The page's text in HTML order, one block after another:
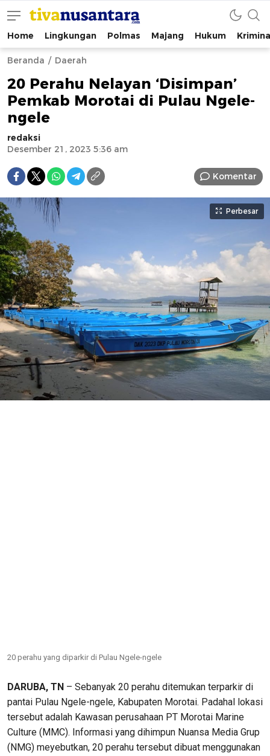
tivanusantara.com
Berita Nusantara
Home Lingkungan Polmas Majang Hukum
Beranda Daerah
20 Perahu Nelayan ‘Disimpan’
Pemkab Morotai di Pulau Ngele-
ngele
redaksi
Desember 21, 2023 5:36 am
Komentar
Perbesar
20 perahu yang diparkir di Pulau Ngele-ngele
DARUBA, TN – Sebanyak 20 perahu ditemukan terparkir di
pantai Pulau Ngele-ngele, Kabupaten Morotai. Padahal lokasi
tersebut adalah Kawasan perusahaan PT Morotai Marine
Culture (MMC). Informasi yang dihimpun Nuansa Media Grup
(NMG) meyebutkan, 20 perahu tersebut dibuat menggunakan